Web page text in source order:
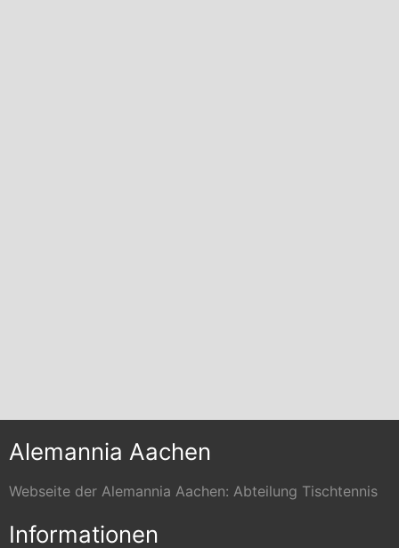
Alemannia Aachen
Webseite der Alemannia Aachen: Abteilung Tischtennis
Informationen